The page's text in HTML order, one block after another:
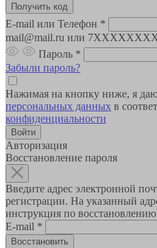
E-mail или Телефон *
mail@mail.ru или
Пароль *
Забыли пароль?
Нажимая на кнопку ниже, я
персональных данных в
конфиденциальности
Авторизация
Восстановление пароля
Введите адрес электронной
регистрации. На указанный
инструкция по
E-mail *